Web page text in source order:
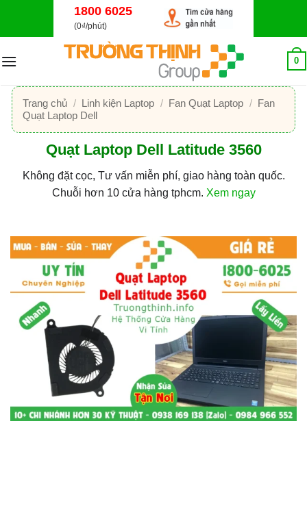
dung
1800 6025
(0₫/phút)
0
Trang chủ / Linh kiện Laptop / Fan Quạt Laptop / Fan
Quạt Laptop Dell
Quạt Laptop Dell Latitude 3560
Không đặt cọc, Tư vấn miễn phí, giao hàng toàn quốc.
Chuỗi hơn 10 cửa hàng tphcm. Xem ngay